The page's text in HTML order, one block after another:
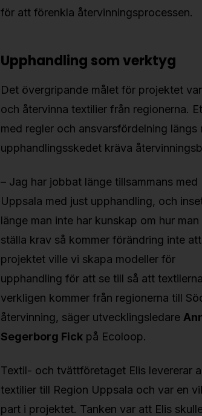
för att förenkla återvinningsprocessen.
Upphandling som verktyg
Det övergripande målet för projektet
och återvinna textilier från regionerna.
med regler och ansvarsfördelning
upphandlingsskedet kräva
– Jag har jobbat länge tillsammans med
Uppsala med just upphandling, och
länge man inte har kunskap om hur man
ställa krav så kommer förändring inte
projektet ville vi skapa modeller för
upphandling för att se till så att textilerna
verkligen kommer från regionerna till
återvinning, säger utvecklingsledare
Segerborg Fick på Ecoloop.
Textil- och tvättföretaget Elis levererar
textilier till Region Uppsala och var en
part i projektet. Tanken var att Elis